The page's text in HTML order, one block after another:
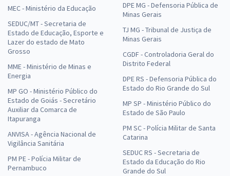
MEC - Ministério da Educação
SEDUC/MT - Secretaria de
Estado de Educação, Esporte e
Lazer do estado de Mato
Grosso
MME - Ministério de Minas e
Energia
MP GO - Ministério Público do
Estado de Goiás - Secretário
Auxiliar da Comarca de
Itapuranga
ANVISA - Agência Nacional de
Vigilância Sanitária
PM PE - Polícia Militar de
Pernambuco
DPE MG - Defensoria Pública de
Minas Gerais
TJ MG - Tribunal de Justiça de
Minas Gerais
CGDF - Controladoria Geral do
Distrito Federal
DPE RS - Defensoria Pública do
Estado do Rio Grande do Sul
MP SP - Ministério Público do
Estado de São Paulo
PM SC - Polícia Militar de Santa
Catarina
SEDUC RS - Secretaria de
Estado da Educação do Rio
Grande do Sul